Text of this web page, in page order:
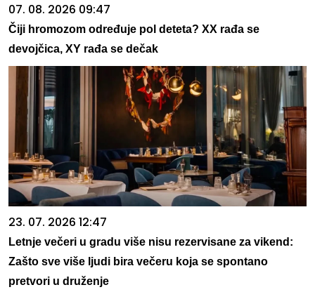
07. 08. 2026 09:47
Čiji hromozom određuje pol deteta? XX rađa se
devojčica, XY rađa se dečak
23. 07. 2026 12:47
Letnje večeri u gradu više nisu rezervisane za vikend:
Zašto sve više ljudi bira večeru koja se spontano
pretvori u druženje